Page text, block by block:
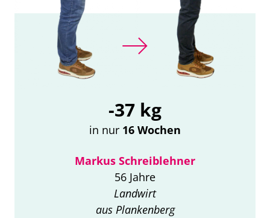
-37 kg
in nur 16 Wochen
Markus Schreiblehner
56 Jahre
Landwirt
aus Plankenberg